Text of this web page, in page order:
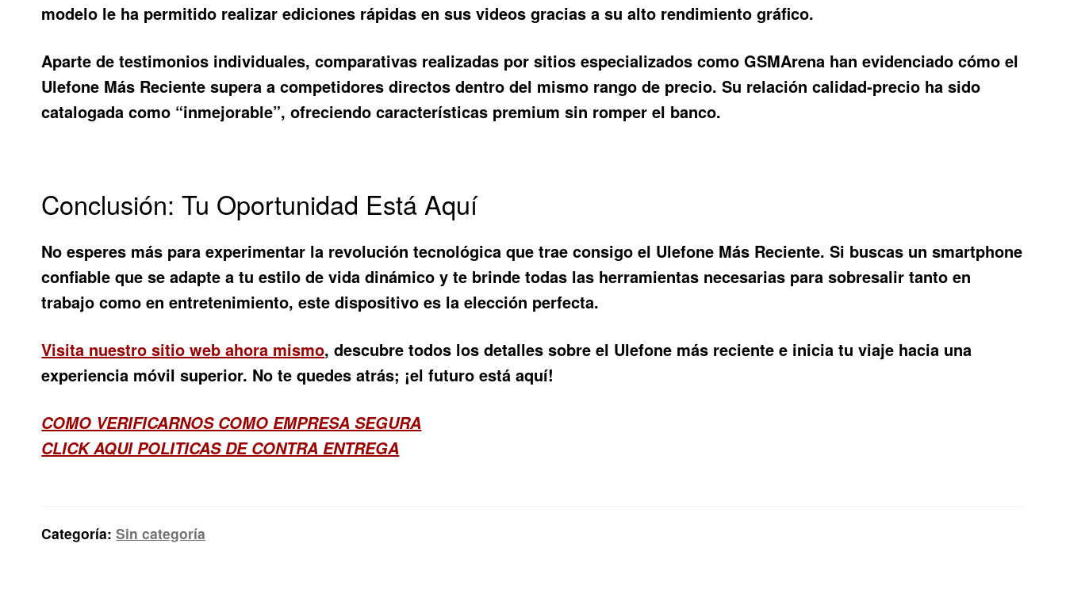
modelo le ha permitido realizar ediciones rápidas en sus videos gracias a su alto rendimiento gráfico.
Aparte de testimonios individuales, comparativas realizadas por sitios especializados como GSMArena han evidenciado cómo el
Ulefone Más Reciente supera a competidores directos dentro del mismo rango de precio. Su relación calidad-precio ha sido
catalogada como “inmejorable”, ofreciendo características premium sin romper el banco.
Conclusión: Tu Oportunidad Está Aquí
No esperes más para experimentar la revolución tecnológica que trae consigo el Ulefone Más Reciente. Si buscas un smartphone
confiable que se adapte a tu estilo de vida dinámico y te brinde todas las herramientas necesarias para sobresalir tanto en
trabajo como en entretenimiento, este dispositivo es la elección perfecta.
Visita nuestro sitio web ahora mismo, descubre todos los detalles sobre el Ulefone más reciente e inicia tu viaje hacia una
experiencia móvil superior. No te quedes atrás; ¡el futuro está aquí!
COMO VERIFICARNOS COMO EMPRESA SEGURA
CLICK AQUI POLITICAS DE CONTRA ENTREGA
Categoría:Sin categoría